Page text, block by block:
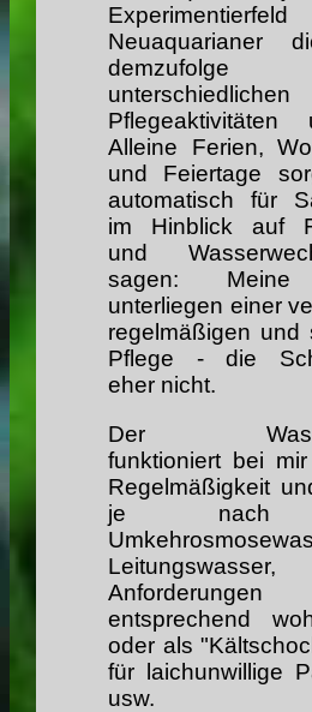
Neuaquarianer
unterschiedlichen
Pflegeaktivitäten
Alleine Ferien,
und Feiertage
automatisch für
im Hinblick auf
und
sagen: Meine
unterliegen einer
regelmäßigen und
Pflege - die
eher nicht.
Der
funktioniert bei
Regelmäßigkeit
je nach
entsprechend
oder als
für laichunwillige
usw.